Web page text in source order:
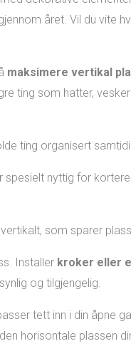
året. Vil du vite
maksimere vertikal
ting som hatter,
ting organisert
spesielt nyttig for
som sparer
Installer kroker eller
og tilgjengelig.
tett inn i din åpne
horisontale plassen